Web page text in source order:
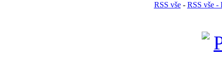
RSS vše- RSS vše -